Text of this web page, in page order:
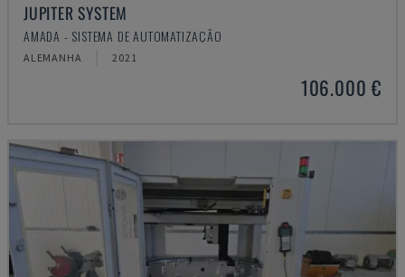
JUPITER SYSTEM
AMADA - SISTEMA DE AUTOMATIZAÇÃO
ALEMANHA 2021
106.000 €